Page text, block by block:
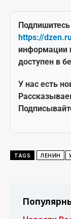
https://
информации
доступен в
У нас есть
TAGS ЛЕНИН